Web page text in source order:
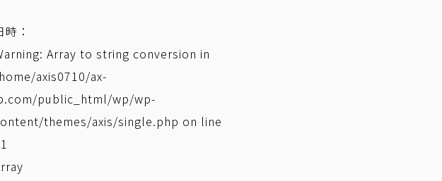
時：
: Array to string conversion in
axis0710/ax-
public_html/wp/wp-
themes/axis/single.php on line